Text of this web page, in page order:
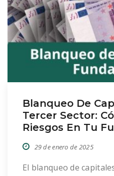
Blanqueo De
Tercer Sector:
Riesgos En Tu
29 de enero de 2025
El blanqueo de